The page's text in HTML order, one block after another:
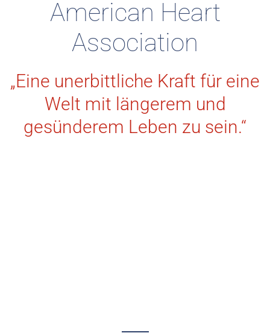
American Heart
Association
„Eine unerbittliche Kraft für eine
Welt mit längerem und
gesünderem Leben zu sein.“